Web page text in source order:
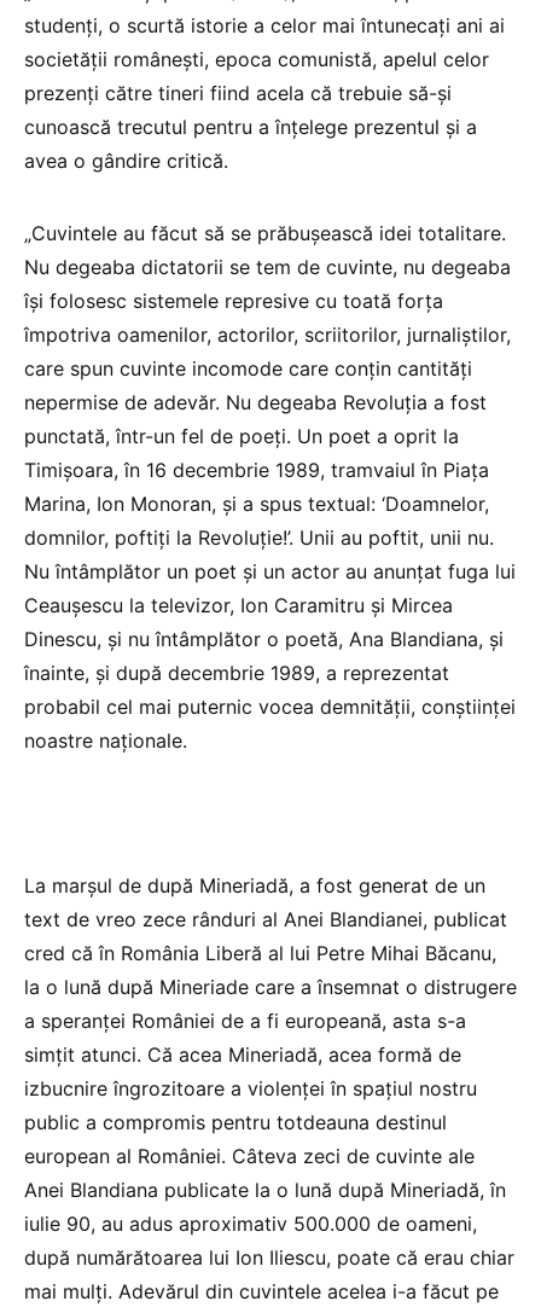
studenţi, o scurtă istorie a celor mai întunecaţi ani ai
societăţii româneşti, epoca comunistă, apelul celor
prezenţi către tineri fiind acela că trebuie să-şi
cunoască trecutul pentru a înţelege prezentul şi a
avea o gândire critică.
„Cuvintele au făcut să se prăbuşească idei totalitare.
Nu degeaba dictatorii se tem de cuvinte, nu degeaba
îşi folosesc sistemele represive cu toată forţa
împotriva oamenilor, actorilor, scriitorilor, jurnaliştilor,
care spun cuvinte incomode care conţin cantităţi
nepermise de adevăr. Nu degeaba Revoluţia a fost
punctată, într-un fel de poeţi. Un poet a oprit la
Timişoara, în 16 decembrie 1989, tramvaiul în Piaţa
Marina, Ion Monoran, şi a spus textual: ‘Doamnelor,
domnilor, poftiţi la Revoluţie!’. Unii au poftit, unii nu.
Nu întâmplător un poet şi un actor au anunţat fuga lui
Ceauşescu la televizor, Ion Caramitru şi Mircea
Dinescu, şi nu întâmplător o poetă, Ana Blandiana, şi
înainte, şi după decembrie 1989, a reprezentat
probabil cel mai puternic vocea demnităţii, conştiinţei
noastre naţionale.
La marşul de după Mineriadă, a fost generat de un
text de vreo zece rânduri al Anei Blandianei, publicat
cred că în România Liberă al lui Petre Mihai Băcanu,
la o lună după Mineriade care a însemnat o distrugere
a speranţei României de a fi europeană, asta s-a
simţit atunci. Că acea Mineriadă, acea formă de
izbucnire îngrozitoare a violenţei în spaţiul nostru
public a compromis pentru totdeauna destinul
european al României. Câteva zeci de cuvinte ale
Anei Blandiana publicate la o lună după Mineriadă, în
iulie 90, au adus aproximativ 500.000 de oameni,
după numărătoarea lui Ion Iliescu, poate că erau chiar
mai mulţi. Adevărul din cuvintele acelea i-a făcut pe